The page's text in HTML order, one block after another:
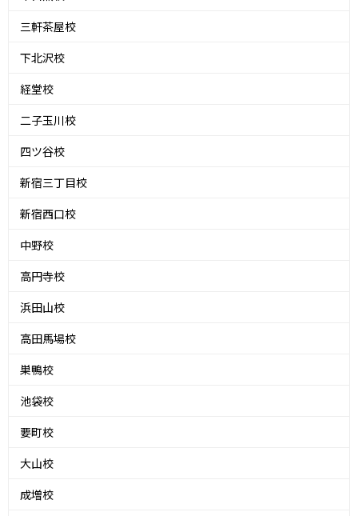
三軒茶屋校
下北沢校
経堂校
二子玉川校
四ツ谷校
新宿三丁目校
新宿西口校
中野校
高円寺校
浜田山校
高田馬場校
巣鴨校
池袋校
要町校
大山校
成増校